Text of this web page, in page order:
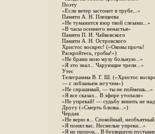
Поэту
«Если ветер застонет в трубе...»
Памяти А. Н. Плещеева
«Не туманится взор твой слезами...»
«В часы осеннего ненастья»
Памяти П. И. Чайковского
Памяти А. Н. Островского
Христос воскрес! («Оковы прочь!
Раскройтесь, гробы!»)
«Не брани мою музу больную...»
«Я это знал... Чарующие трели...»
Утес
Телеграмма В. Г. Ш. («Христос
— с лобзаньем жгучим»)
«Не спрашивай, — ты не поймешь...»
«Я все сказал... В эфире утопали»
«Не упрекай! — судьбу винить не
Другу («Смерть близка...»)
Чердак
«Не верю я... Спокойный,
«Я понял вас. Несмелые упреки...»
«Я не пророк... В безлюдную